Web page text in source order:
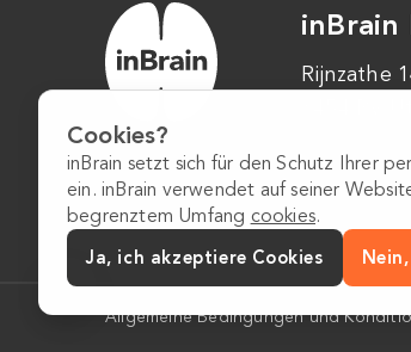
inBrain
Rijnzathe
Allgemeine Bedingungen und
Cookies?
inBrain setzt sich für den Schutz Ihrer
ein. inBrain verwendet auf seiner
begrenztem Umfang cookies.
Ja, ich akzeptiere Cookies